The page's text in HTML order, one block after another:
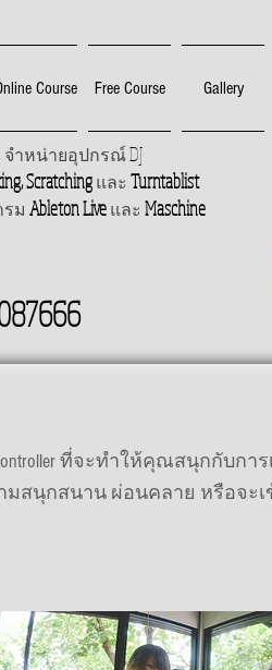
Course Free Course Gallery
จำหน่ายอุปกรณ์DJ
Scratching และ Turntablist
รม Ableton Live และ Maschine
Controller ที่จะทำให้คุณสนุกกับก
งความสนุกสนาน ผ่อนคลาย หรือ